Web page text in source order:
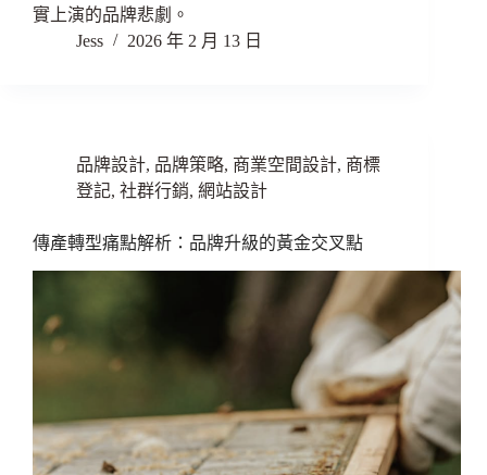
實上演的品牌悲劇。
Jess
2026 年 2 月 13 日
品牌設計, 品牌策略, 商業空間設計, 商標
登記, 社群行銷, 網站設計
傳產轉型痛點解析：品牌升級的黃金交叉點